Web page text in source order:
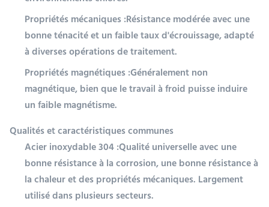
Propriétés mécaniques :Résistance modérée avec une
bonne ténacité et un faible taux d'écrouissage, adapté
à diverses opérations de traitement.
Propriétés magnétiques :Généralement non
magnétique, bien que le travail à froid puisse induire
un faible magnétisme.
Qualités et caractéristiques communes
Acier inoxydable 304 :Qualité universelle avec une
bonne résistance à la corrosion, une bonne résistance à
la chaleur et des propriétés mécaniques. Largement
utilisé dans plusieurs secteurs.